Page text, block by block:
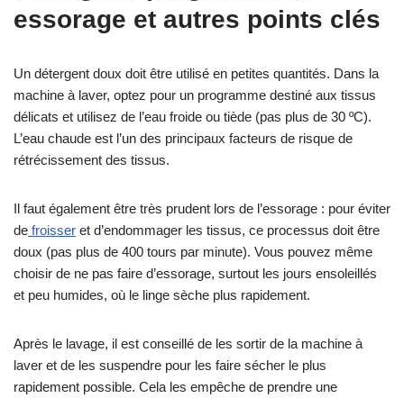
essorage et autres points clés
Un détergent doux doit être utilisé en petites quantités. Dans la
machine à laver, optez pour un programme destiné aux tissus
délicats et utilisez de l’eau froide ou tiède (pas plus de 30 ºC).
L’eau chaude est l’un des principaux facteurs de risque de
rétrécissement des tissus.
Il faut également être très prudent lors de l’essorage : pour éviter
de froisser et d’endommager les tissus, ce processus doit être
doux (pas plus de 400 tours par minute). Vous pouvez même
choisir de ne pas faire d’essorage, surtout les jours ensoleillés
et peu humides, où le linge sèche plus rapidement.
Après le lavage, il est conseillé de les sortir de la machine à
laver et de les suspendre pour les faire sécher le plus
rapidement possible. Cela les empêche de prendre une